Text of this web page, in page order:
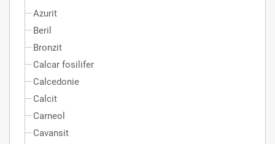
Azurit
Beril
Bronzit
Calcar fosilifer
Calcedonie
Calcit
Carneol
Cavansit